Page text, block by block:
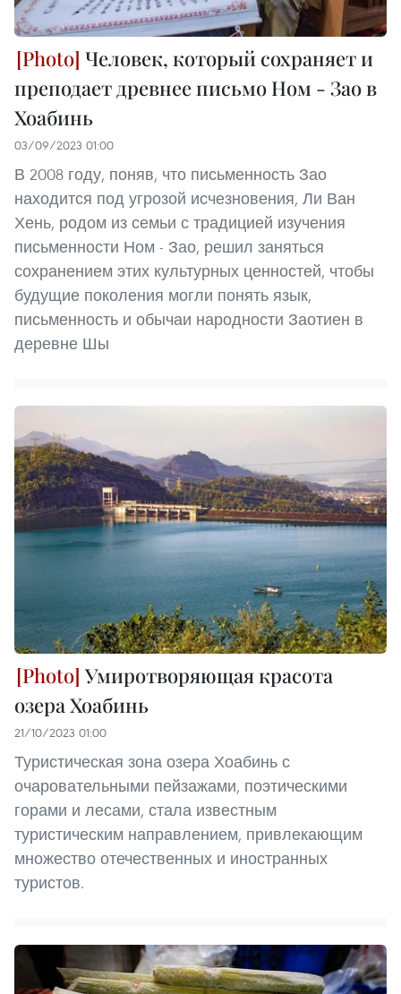
Человек, который сохраняет и
преподает древнее письмо Ном - Зао в
Хоабинь
03/09/2023 01:00
В 2008 году, поняв, что письменность Зао
находится под угрозой исчезновения, Ли Ван
Хень, родом из семьи с традицией изучения
письменности Ном - Зао, решил заняться
сохранением этих культурных ценностей, чтобы
будущие поколения могли понять язык,
письменность и обычаи народности Заотиен в
деревне Шы
Умиротворяющая красота
озера Хоабинь
21/10/2023 01:00
Туристическая зона озера Хоабинь с
очаровательными пейзажами, поэтическими
горами и лесами, стала известным
туристическим направлением, привлекающим
множество отечественных и иностранных
туристов.